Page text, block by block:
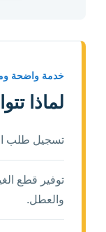
خدمة واضحة
لماذا
تسجيل طلب
توفير قطع
والعطل.